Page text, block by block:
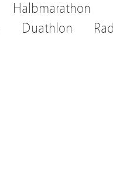
Halbmarathon
Duathlon